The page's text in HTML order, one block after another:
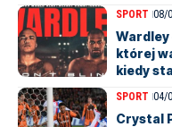
SPORT 08/
Wardley
której
kiedy
SPORT 04/
Crystal